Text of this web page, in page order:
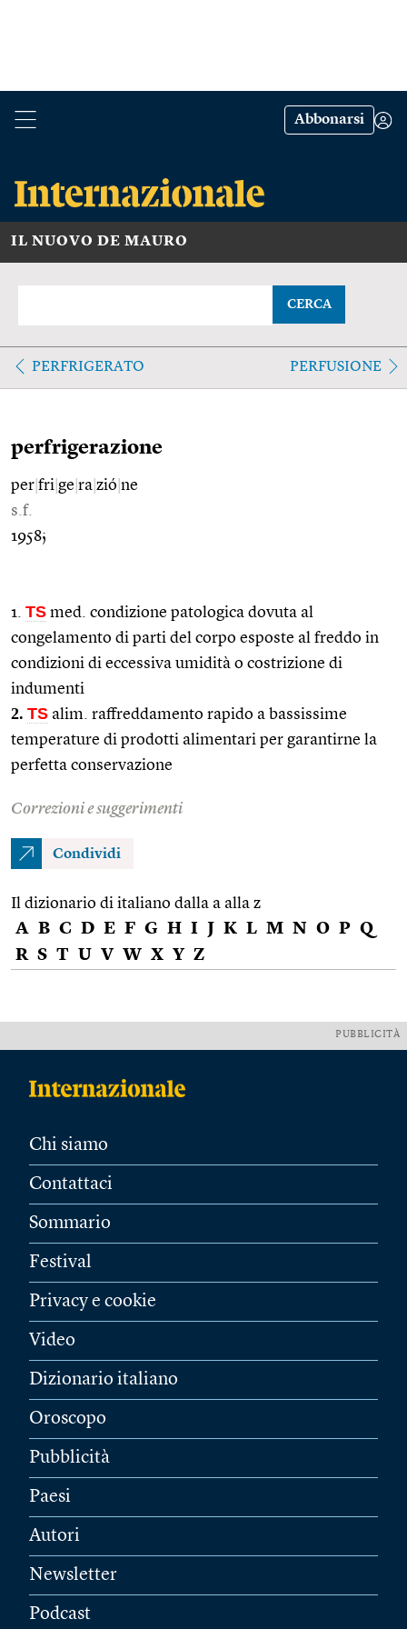
Abbonarsi
IL NUOVO DE MAURO
CERCA
PERFRIGERATO PERFUSIONE
perfrigerazione
per fri ge ra zió ne
s.f.
1958;
1. TS med. condizione patologica dovuta al
congelamento di parti del corpo esposte al freddo in
condizioni di eccessiva umidità o costrizione di
indumenti
2. TS alim. raffreddamento rapido a bassissime
temperature di prodotti alimentari per garantirne la
perfetta conservazione
Correzioni e suggerimenti
Condividi
Il dizionario di italiano dalla a alla z
A B C D E F G H I J K L M N O P Q
R S T U V W X Y Z
PUBBLICITÀ
Chi siamo
Contattaci
Sommario
Festival
Privacy e cookie
Video
Dizionario italiano
Oroscopo
Pubblicità
Paesi
Autori
Newsletter
Podcast